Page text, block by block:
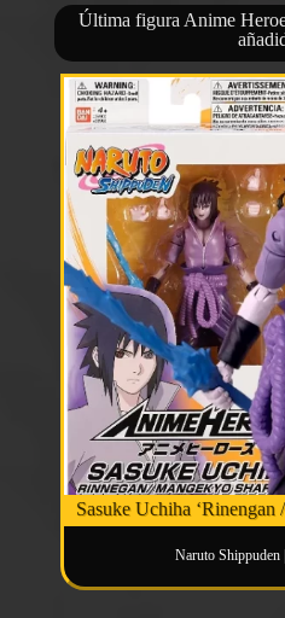
Última figura Anime
Sasuke Uchiha ‘Rinengan
Naruto Shippuden